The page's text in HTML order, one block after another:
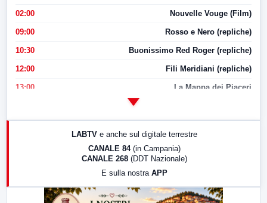
02:00 Nouvelle Vouge (Film)
09:00 Rosso e Nero (repliche)
10:30 Buonissimo Red Roger (repliche)
12:00 Fili Meridiani (repliche)
13:00 La Mappa dei Piaceri
17:00 LabNews (replica)
LabNews (replica)
LABTV e anche sul digitale terrestre
CANALE 84 (in Campania)
CANALE 268 (DDT Nazionale)
E sulla nostra APP